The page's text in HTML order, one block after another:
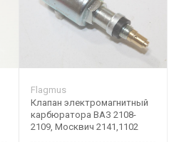
Flagmus
Клапан электромагнитный
карбюратора ВАЗ 2108-
2109, Москвич 2141,1102